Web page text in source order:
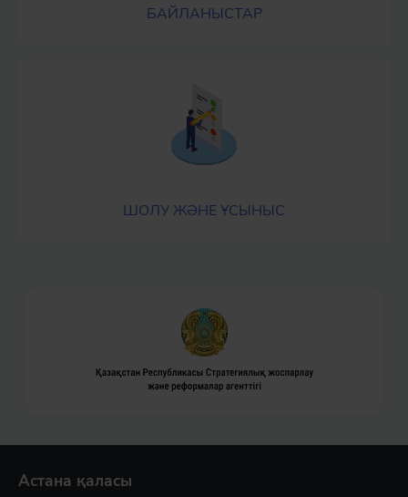
БАЙЛАНЫСТАР
ШОЛУ ЖӘНЕ ҰСЫНЫС
Астана қаласы